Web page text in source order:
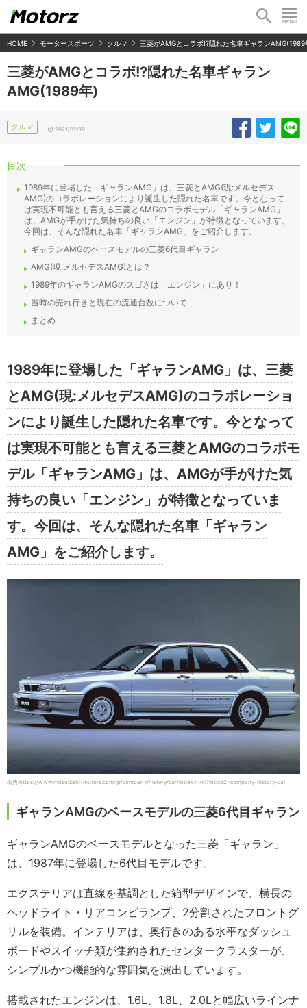
HOME モータースポーツ クルマ 三菱がAMGとコラボ!?隠れた名車ギャランAMG(1989
三菱がAMGとコラボ!?隠れた名車ギャラン
AMG(1989年)
クルマ 2021/02/19
目次
1989年に登場した「ギャランAMG」は、三菱とAMG(現:メルセデス
AMG)のコラボレーションにより誕生した隠れた名車です。今となって
は実現不可能とも言える三菱とAMGのコラボモデル「ギャランAMG」
は、AMGが手がけた気持ちの良い「エンジン」が特徴となっています。
今回は、そんな隠れた名車「ギャランAMG」をご紹介します。
ギャランAMGのベースモデルの三菱6代目ギャラン
AMG(現:メルセデスAMG)とは？
1989年のギャランAMGのスゴさは「エンジン」にあり！
当時の売れ行きと現在の流通台数について
まとめ
1989年に登場した「ギャランAMG」は、三菱
とAMG(現:メルセデスAMG)のコラボレーショ
ンにより誕生した隠れた名車です。今となって
は実現不可能とも言える三菱とAMGのコラボモ
デル「ギャランAMG」は、AMGが手がけた気
持ちの良い「エンジン」が特徴となっていま
す。今回は、そんな隠れた名車「ギャラン
AMG」をご紹介します。
出典:https://www.mitsubishi-motors.com/jp/company/history/car/index.html?intcid2=company-history-car
ギャランAMGのベースモデルの三菱6代目ギャラン
ギャランAMGのベースモデルとなった三菱「ギャラン」
は、1987年に登場した6代目モデルです。
エクステリアは直線を基調とした箱型デザインで、横長の
ヘッドライト・リアコンビランプ、2分割されたフロントグ
リルを装備。インテリアは、奥行きのある水平なダッシュ
ボードやスイッチ類が集約されたセンタークラスターが、
シンプルかつ機能的な雰囲気を演出しています。
搭載されたエンジンは、1.6L、1.8L、2.0Lと幅広いラインナ